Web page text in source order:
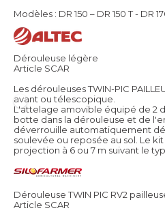
Modèles : DR 150 – DR 150 T - DR
Dérouleuse légère
Article SCAR
Les dérouleuses TWIN-PIC
avant ou télescopique.
L'attelage amovible équipé de 2
botte dans la dérouleuse et de
déverrouille automatiquement
soulevée ou reposée au sol. Le
projection à 6 ou 7 m suivant le
Dérouleuse TWIN PIC RV2
Article SCAR